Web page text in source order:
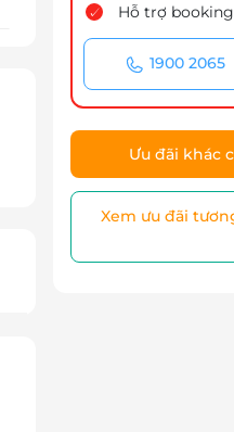
Hỗ trợ
1900 2065
Ưu đãi khác
Xem ưu đãi